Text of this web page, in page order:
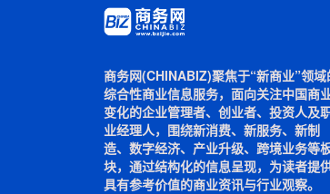
商务网(CHINABIZ)聚焦于“新商业”领域
综合性商业信息服务，面向关注中国商
变化的企业管理者、创业者、投资人及
业经理人，围绕新消费、新服务、新制
造、数字经济、产业升级、跨境业务等
块，通过结构化的信息呈现，为读者提
具有参考价值的商业资讯与行业观察。